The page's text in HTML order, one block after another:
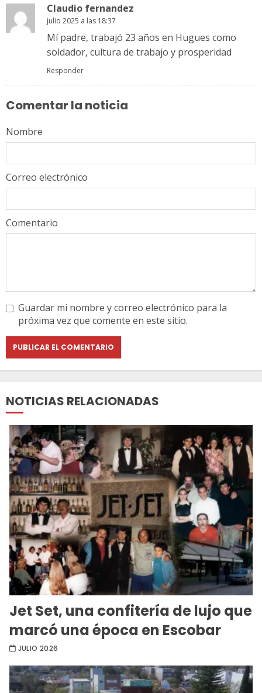
Claudio fernandez
julio 2025 a las 18:37
Mí padre, trabajó 23 años en Hugues como
soldador, cultura de trabajo y prosperidad
Responder
Comentar la noticia
Comentario
Nombre
Correo electrónico
Guardar mi nombre y correo electrónico para la
próxima vez que comente en este sitio.
NOTICIAS RELACIONADAS
Jet Set, una confitería de lujo que
marcó una época en Escobar
JULIO 2026